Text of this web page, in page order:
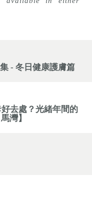
- 冬日健康護膚篇
去處？光緒年間的
灣】